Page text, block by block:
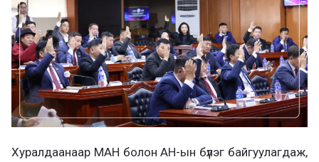
Хуралдаанаар МАН болон АН-ын бүлэг байгуулагдаж,